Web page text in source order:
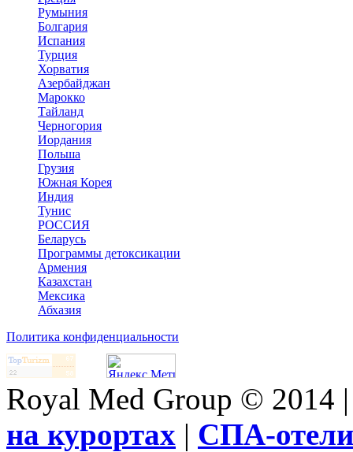
Румыния
Болгария
Испания
Турция
Хорватия
Азербайджан
Марокко
Тайланд
Черногория
Иордания
Польша
Грузия
Южная Корея
Индия
Тунис
РОССИЯ
Беларусь
Программы детоксикации
Армения
Казахстан
Мексика
Абхазия
Политика конфиденциальности
Royal Med Group © 2014
на курортах | СПА-отели